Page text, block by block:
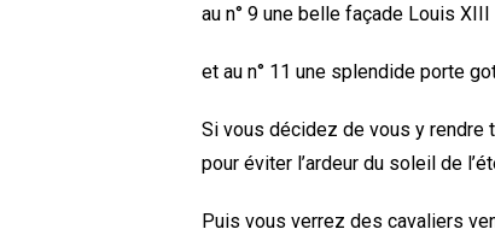
au n° 9 une belle façade Louis XIII
et au n° 11 une splendide porte
Si vous décidez de vous y rendre
pour éviter l’ardeur du soleil de
Puis vous verrez des cavaliers